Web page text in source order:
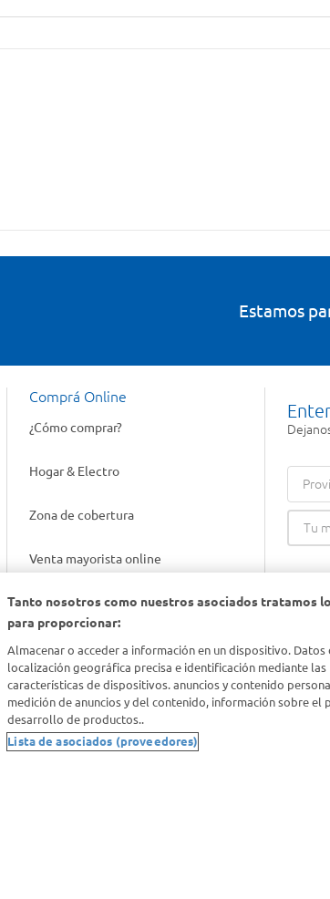
Estamos
Comprá Online
¿Cómo comprar?
Hogar & Electro
Zona de cobertura
Venta mayorista online
Gift cards empresariales
Tanto nosotros como nuestros asociados tratamos
para proporcionar:
Almacenar o acceder a información en un dispositivo. Datos
localización geográfica precisa e identificación mediante las
características de dispositivos. anuncios y contenido
medición de anuncios y del contenido, información sobre el
desarrollo de productos..
Lista de asociados (proveedores)